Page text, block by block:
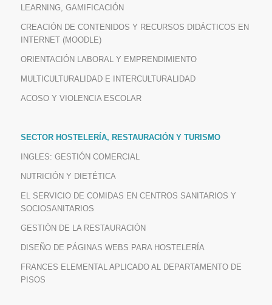
LEARNING, GAMIFICACIÓN
CREACIÓN DE CONTENIDOS Y RECURSOS DIDÁCTICOS EN
INTERNET (MOODLE)
ORIENTACIÓN LABORAL Y EMPRENDIMIENTO
MULTICULTURALIDAD E INTERCULTURALIDAD
ACOSO Y VIOLENCIA ESCOLAR
SECTOR HOSTELERÍA, RESTAURACIÓN Y TURISMO
INGLES: GESTIÓN COMERCIAL
NUTRICIÓN Y DIETÉTICA
EL SERVICIO DE COMIDAS EN CENTROS SANITARIOS Y
SOCIOSANITARIOS
GESTIÓN DE LA RESTAURACIÓN
DISEÑO DE PÁGINAS WEBS PARA HOSTELERÍA
FRANCES ELEMENTAL APLICADO AL DEPARTAMENTO DE
PISOS